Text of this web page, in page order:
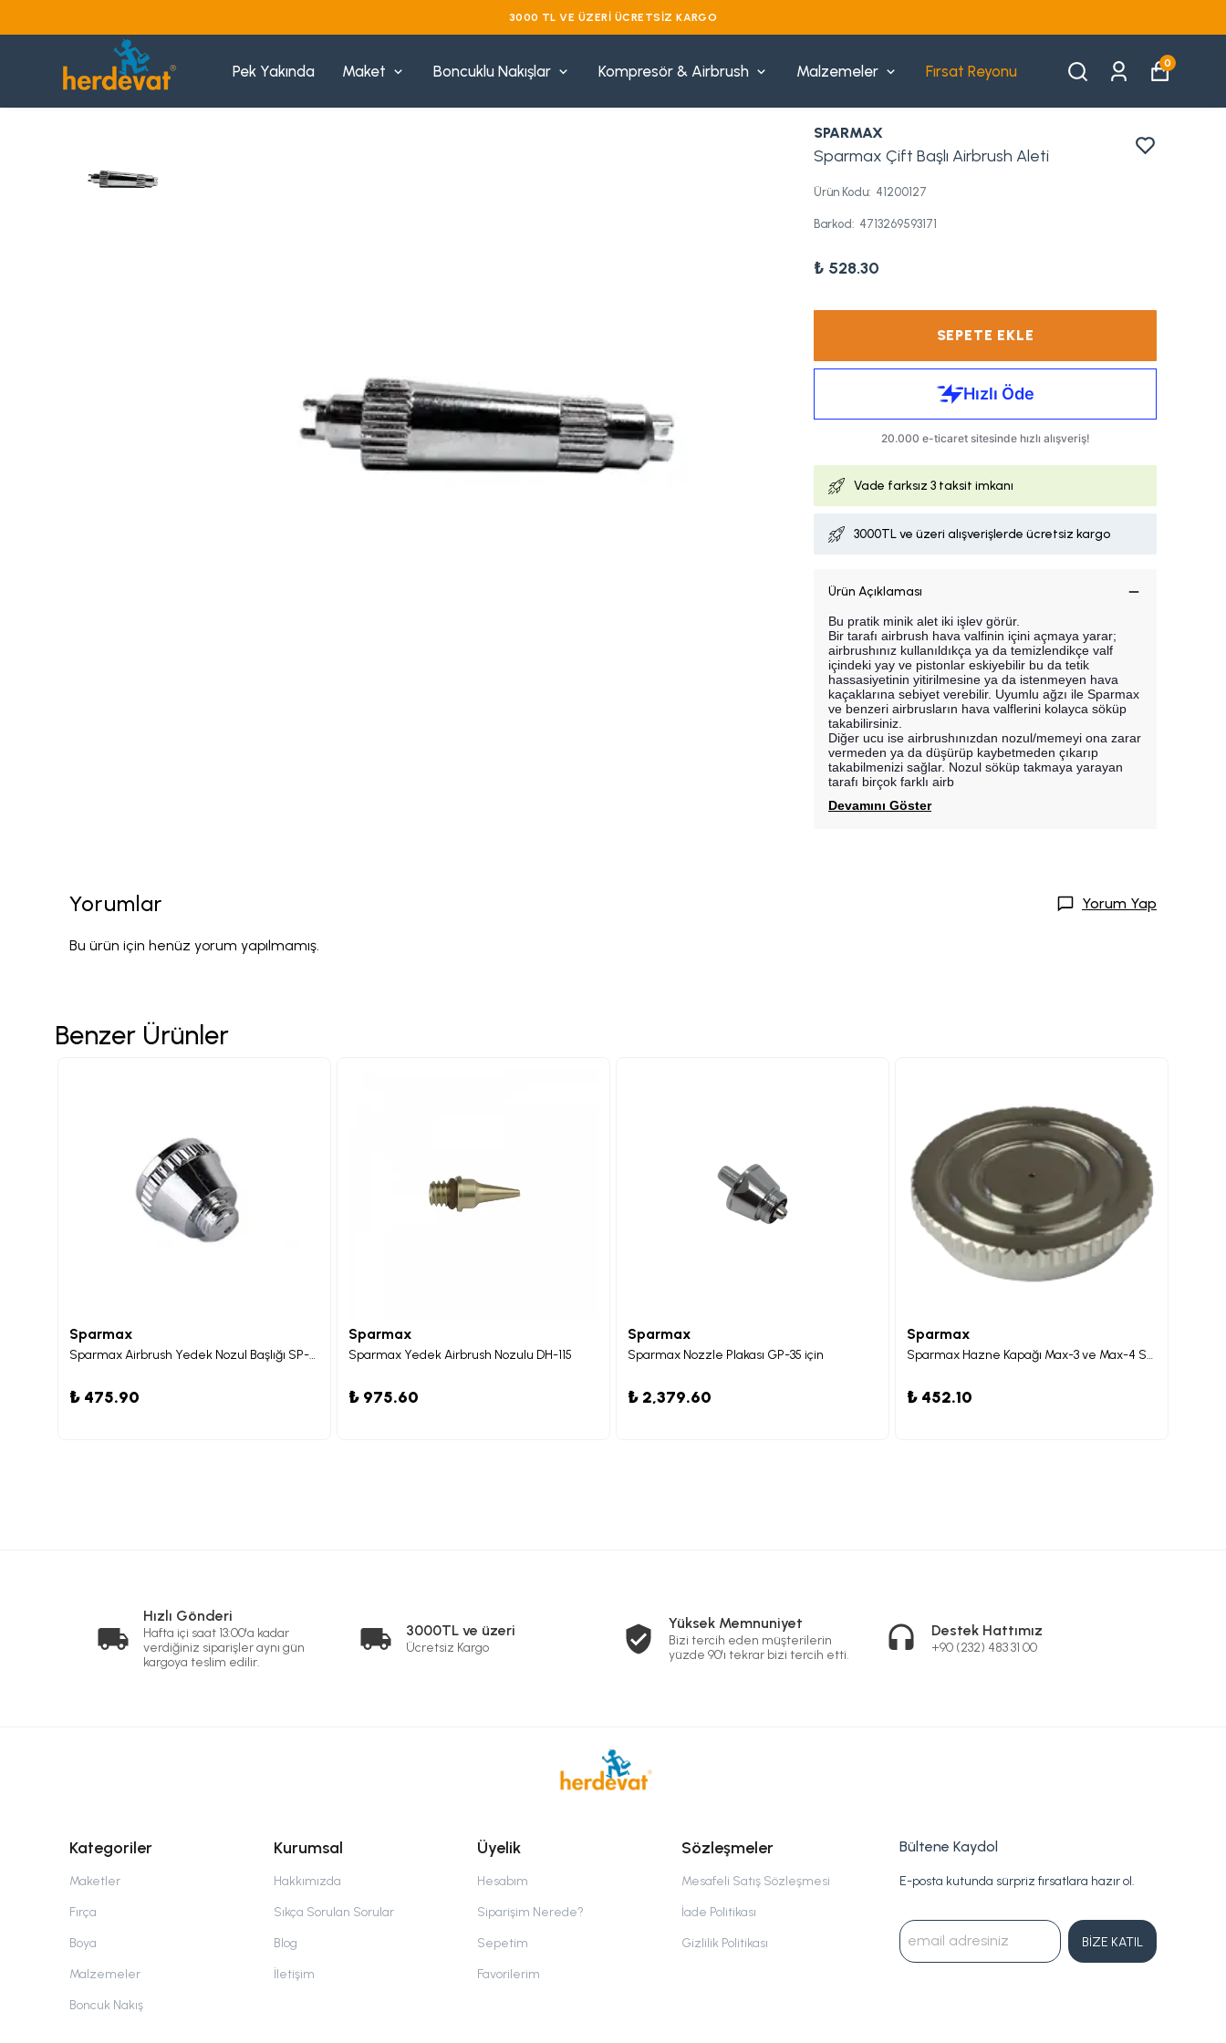
3000 TL VE ÜZERI ÜCRETSIZ KARGO
Pek Yakında Maket Boncuklu Nakışlar Kompresör & Airbrush Malzemeler Fırsat Reyonu 0
SPARMAX
Sparmax Çift Başlı Airbrush Aleti
Ürün Kodu: 41200127
Barkod: 4713269593171
₺ 528.30
SEPETE EKLE
Vade farksız 3 taksit imkanı
3000TL ve üzeri alışverişlerde ücretsiz kargo
Ürün Açıklaması
Bu pratik minik alet iki işlev görür.
Bir tarafı airbrush hava valfinin içini açmaya yarar;
airbrushınız kullanıldıkça ya da temizlendikçe valf
içindeki yay ve pistonlar eskiyebilir bu da tetik
hassasiyetinin yitirilmesine ya da istenmeyen hava
kaçaklarına sebiyet verebilir. Uyumlu ağzı ile Sparmax
ve benzeri airbrusların hava valflerini kolayca söküp
takabilirsiniz.
Diğer ucu ise airbrushınızdan nozul/memeyi ona zarar
vermeden ya da düşürüp kaybetmeden çıkarıp
takabilmenizi sağlar. Nozul söküp takmaya yarayan
tarafı birçok farklı airb
Devamını Göster
Yorumlar Yorum Yap
Bu ürün için henüz yorum yapılmamış.
Benzer Ürünler
Sparmax
Sparmax Airbrush Yedek Nozul Başlığı SP-35B
₺ 475.90
Sparmax
Sparmax Yedek Airbrush Nozulu DH-115
₺ 975.60
Sparmax
Sparmax Nozzle Plakası GP-35 için
₺ 2,379.60
Sparmax
Sparmax Hazne Kapağı Max-3 ve Max-4 Serileri için
₺ 452.10
Hızlı Gönderi
Hafta içi saat 13:00'a kadar
verdiğiniz siparişler aynı gün
kargoya teslim edilir.
3000TL ve üzeri
Ücretsiz Kargo
Yüksek Memnuniyet
Bizi tercih eden müşterilerin
yüzde 90'ı tekrar bizi tercih etti.
Destek Hattımız
+90 (232) 483 31 00
Kategoriler
Maketler
Fırça
Boya
Malzemeler
Boncuk Nakış
Kurumsal
Hakkımızda
Sıkça Sorulan Sorular
Blog
İletişim
Üyelik
Hesabım
Siparişim Nerede?
Sepetim
Favorilerim
Sözleşmeler
Mesafeli Satış Sözleşmesi
İade Politikası
Gizlilik Politikası
Bültene Kaydol
E-posta kutunda sürpriz fırsatlara hazır ol.
BİZE KATIL